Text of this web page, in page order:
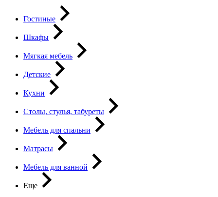
Гостиные
Шкафы
Мягкая мебель
Детские
Кухни
Столы, стулья, табуреты
Мебель для спальни
Матрасы
Мебель для ванной
Еще